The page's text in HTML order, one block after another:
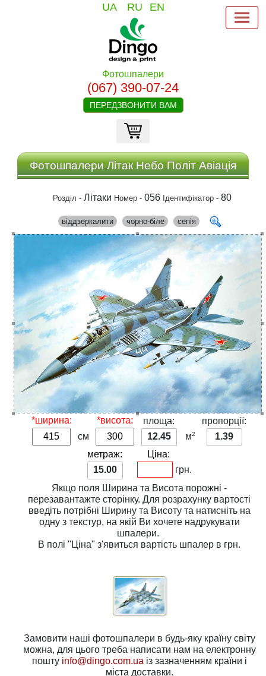
UA RU EN
Фотошпалери
(067) 390-07-24
ПЕРЕДЗВОНИТИ ВАМ
Фотошпалери Літак Небо Політ Авіація
Розділ -Літаки Номер -056 Ідентифікатор -80
віддзеркалити чорно-біле сепія
*ширина:
см
*висота:
площа:
12.45
м2
пропорції:
1.39
метраж:
15.00
Ціна:
грн.
Якщо поля Ширина та Висота порожні -
перезавантажте сторінку. Для розрахунку вартості
введіть потрібні Ширинута Висотута натисніть на
одну з текстур, на якій Ви хочете надрукувати
шпалери.
В полі"Ціна" з'явиться вартість шпалер в грн.
Замовити наші фотошпалери в будь-яку країну світу
можна, для цього треба написати нам на електронну
пошту info@dingo.com.ua із зазначенням країни і
міста доставки.